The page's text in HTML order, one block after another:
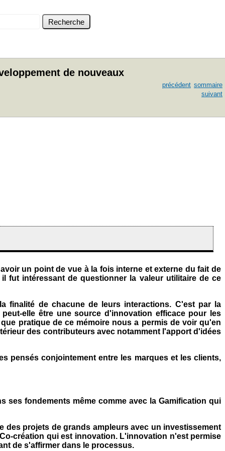
de nouveaux
précédent sommaire
suivant
un point de vue à la fois interne et externe du fait de
fut intéressant de questionner la valeur utilitaire de ce
finalité de chacune de leurs interactions. C'est par la
elle être une source d'innovation efficace pour les
pratique de ce mémoire nous a permis de voir qu'en
des contributeurs avec notamment l'apport d'idées
pensés conjointement entre les marques et les clients,
ses fondements même comme avec la Gamification qui
des projets de grands ampleurs avec un investissement
création qui est innovation. L'innovation n'est permise
de s'affirmer dans le processus.